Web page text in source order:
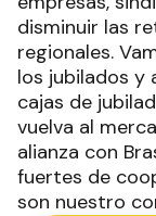
disminuir las
regionales.
los jubilados y
cajas de
vuelva al
alianza con
fuertes de
son nuestro